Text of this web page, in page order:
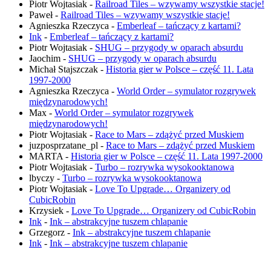
Piotr Wojtasiak - Railroad Tiles – wzywamy wszystkie stacje!
Paweł- Railroad Tiles – wzywamy wszystkie stacje!
Agnieszka Rzeczyca - Emberleaf – tańczący z kartami?
Ink - Emberleaf – tańczący z kartami?
Piotr Wojtasiak - SHUG – przygody w oparach absurdu
Jaochim - SHUG – przygody w oparach absurdu
Michał Stajszczak - Historia gier w Polsce – część 11. Lata
1997-2000
Agnieszka Rzeczyca - World Order – symulator rozgrywek
międzynarodowych!
Max - World Order – symulator rozgrywek
międzynarodowych!
Piotr Wojtasiak - Race to Mars – zdążyć przed Muskiem
juzposprzatane_pl - Race to Mars – zdążyć przed Muskiem
MARTA - Historia gier w Polsce – część 11. Lata 1997-2000
Piotr Wojtasiak - Turbo – rozrywka wysokooktanowa
lbyczy - Turbo – rozrywka wysokooktanowa
Piotr Wojtasiak - Love To Upgrade… Organizery od
CubicRobin
Krzysiek - Love To Upgrade… Organizery od CubicRobin
Ink - Ink – abstrakcyjne tuszem chlapanie
Grzegorz - Ink – abstrakcyjne tuszem chlapanie
Ink - Ink – abstrakcyjne tuszem chlapanie